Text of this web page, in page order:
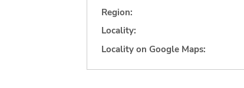
Region:
Locality:
Locality on Google Maps: